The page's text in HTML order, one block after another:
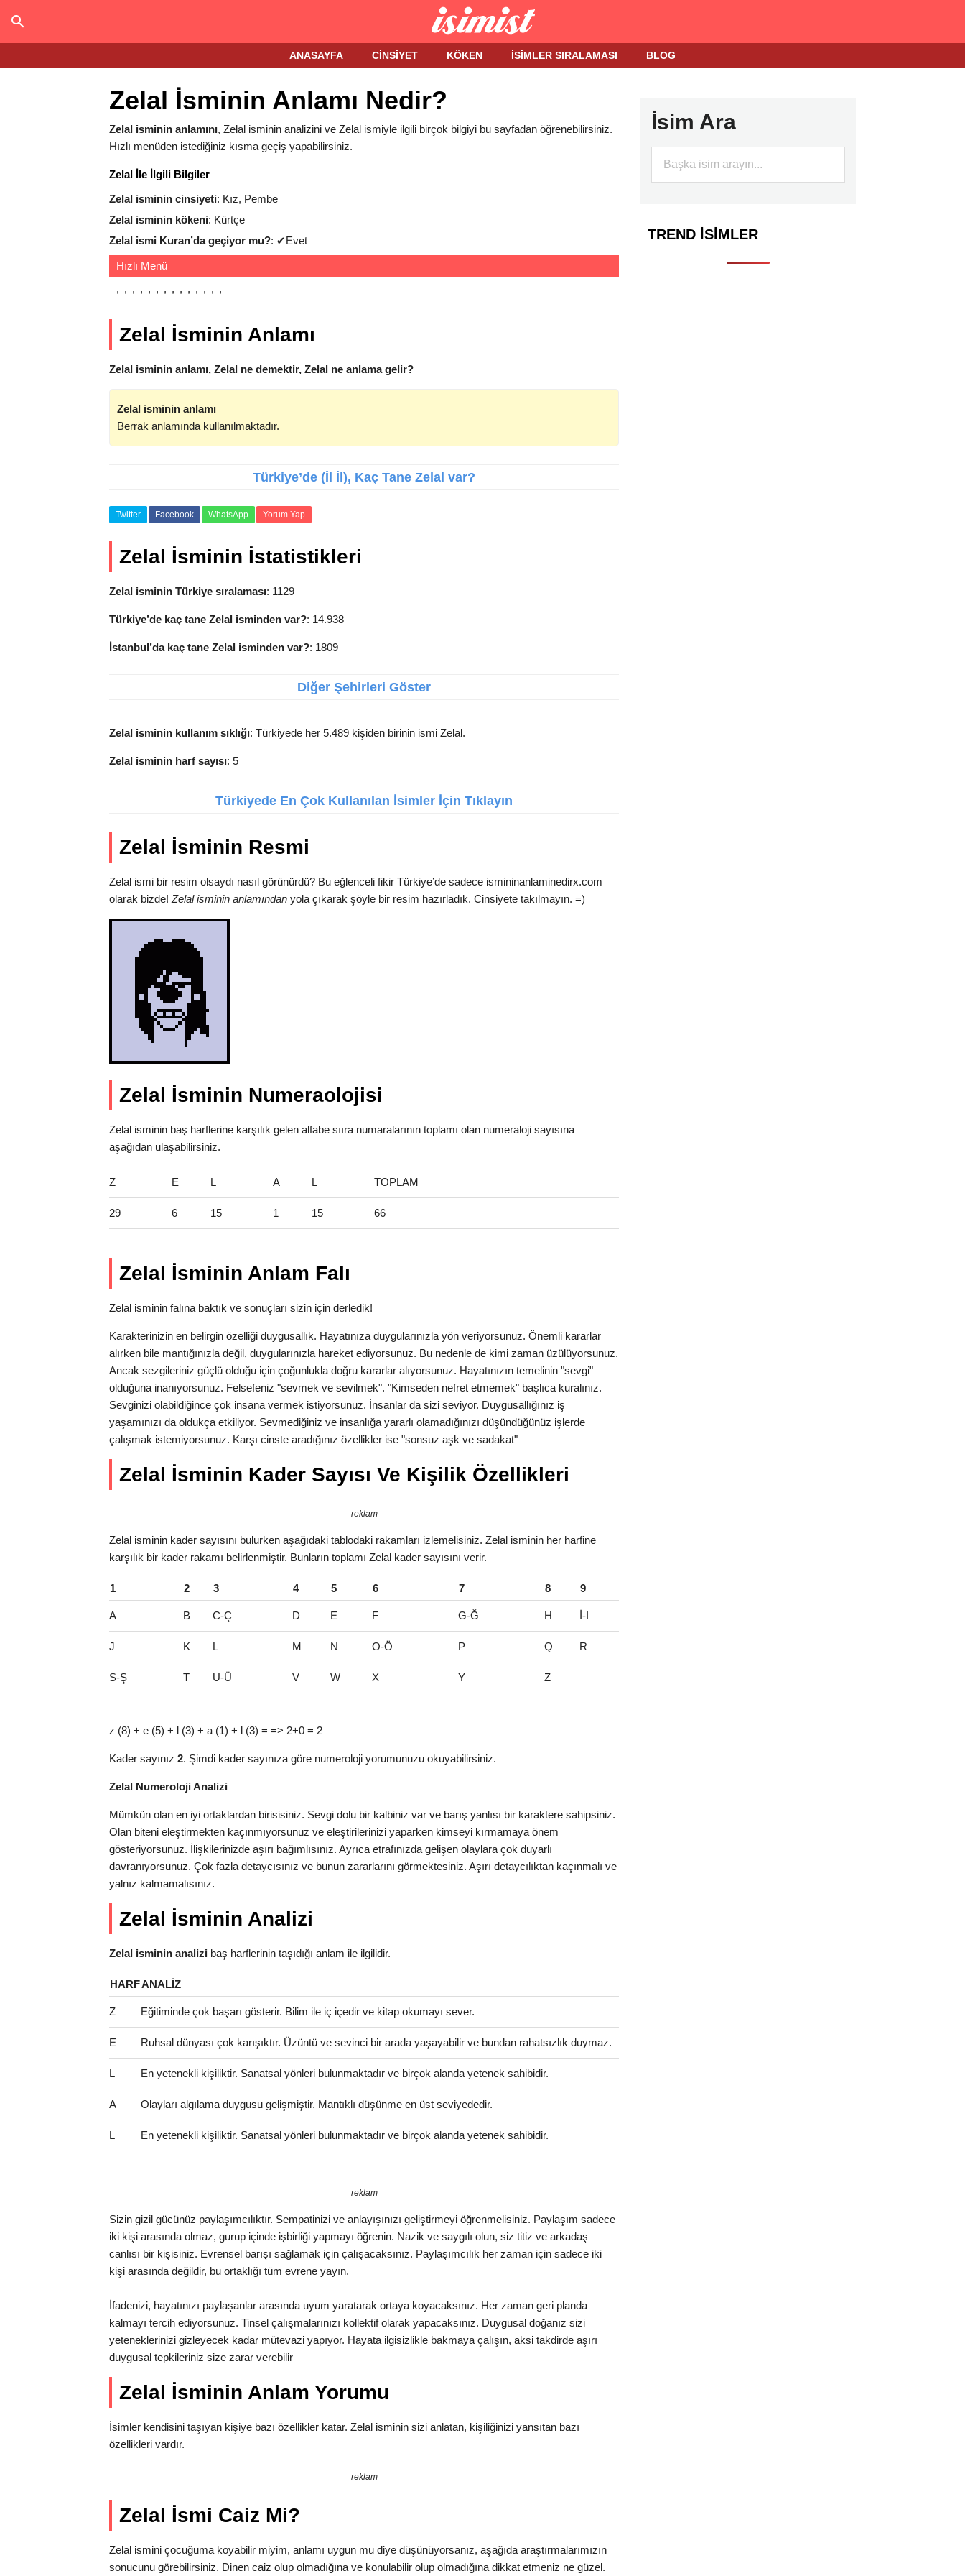
ANASAYFA CINSIYET KÖKEN İSIMLER SIRALAMASI BLOG
Zelal İsminin Anlamı Nedir?
Zelal isminin anlamını, Zelal isminin analizini ve Zelal ismiyle ilgili birçok bilgiyi bu sayfadan öğrenebilirsiniz.
Hızlı menüden istediğiniz kısma geçiş yapabilirsiniz.
Zelal İle İlgili Bilgiler
Zelal isminin cinsiyeti: Kız, Pembe
Zelal isminin kökeni: Kürtçe
Zelal ismi Kuran’da geçiyor mu?: ✔Evet
Hızlı Menü
Zelal İsminin Anlamı
Zelal isminin anlamı, Zelal ne demektir, Zelal ne anlama gelir?
Zelal isminin anlamı
Berrak anlamında kullanılmaktadır.
Türkiye’de (İl İl), Kaç Tane Zelal var?
Twitter Facebook WhatsApp Yorum Yap
Zelal İsminin İstatistikleri
Zelal isminin Türkiye sıralaması: 1129
Türkiye’de kaç tane Zelal isminden var?: 14.938
İstanbul’da kaç tane Zelal isminden var?: 1809
Diğer Şehirleri Göster
Zelal isminin kullanım sıklığı: Türkiyede her 5.489 kişiden birinin ismi Zelal.
Zelal isminin harf sayısı: 5
Türkiyede En Çok Kullanılan İsimler İçin Tıklayın
Zelal İsminin Resmi
Zelal ismi bir resim olsaydı nasıl görünürdü? Bu eğlenceli fikir Türkiye’de sadece ismininanlaminedirx.com
olarak bizde! Zelal isminin anlamından yola çıkarak şöyle bir resim hazırladık. Cinsiyete takılmayın. =)
Zelal İsminin Numeraolojisi
Zelal isminin baş harflerine karşılık gelen alfabe sııra numaralarının toplamı olan numeraloji sayısına
aşağıdan ulaşabilirsiniz.
Z E L A L TOPLAM
29 6 15 1 15 66
Zelal İsminin Anlam Falı
Zelal isminin falına baktık ve sonuçları sizin için derledik!
Karakterinizin en belirgin özelliği duygusallık. Hayatınıza duygularınızla yön veriyorsunuz. Önemli kararlar
alırken bile mantığınızla değil, duygularınızla hareket ediyorsunuz. Bu nedenle de kimi zaman üzülüyorsunuz.
Ancak sezgileriniz güçlü olduğu için çoğunlukla doğru kararlar alıyorsunuz. Hayatınızın temelinin "sevgi"
olduğuna inanıyorsunuz. Felsefeniz "sevmek ve sevilmek". "Kimseden nefret etmemek" başlıca kuralınız.
Sevginizi olabildiğince çok insana vermek istiyorsunuz. İnsanlar da sizi seviyor. Duygusallığınız iş
yaşamınızı da oldukça etkiliyor. Sevmediğiniz ve insanlığa yararlı olamadığınızı düşündüğünüz işlerde
çalışmak istemiyorsunuz. Karşı cinste aradığınız özellikler ise "sonsuz aşk ve sadakat"
Zelal İsminin Kader Sayısı Ve Kişilik Özellikleri
reklam
Zelal isminin kader sayısını bulurken aşağıdaki tablodaki rakamları izlemelisiniz. Zelal isminin her harfine
karşılık bir kader rakamı belirlenmiştir. Bunların toplamı Zelal kader sayısını verir.
1 2 3 4 5 6 7 8 9
A B C-Ç D E F G-Ğ H İ-I
J K L M N O-Ö P Q R
S-Ş T U-Ü V W X Y Z
z (8) + e (5) + l (3) + a (1) + l (3) = => 2+0 = 2
Kader sayınız 2. Şimdi kader sayınıza göre numeroloji yorumunuzu okuyabilirsiniz.
Zelal Numeroloji Analizi
Mümkün olan en iyi ortaklardan birisisiniz. Sevgi dolu bir kalbiniz var ve barış yanlısı bir karaktere sahipsiniz.
Olan biteni eleştirmekten kaçınmıyorsunuz ve eleştirilerinizi yaparken kimseyi kırmamaya önem
gösteriyorsunuz. İlişkilerinizde aşırı bağımlısınız. Ayrıca etrafınızda gelişen olaylara çok duyarlı
davranıyorsunuz. Çok fazla detaycısınız ve bunun zararlarını görmektesiniz. Aşırı detaycılıktan kaçınmalı ve
yalnız kalmamalısınız.
Zelal İsminin Analizi
Zelal isminin analizi baş harflerinin taşıdığı anlam ile ilgilidir.
HARFANALIZ
Z Eğitiminde çok başarı gösterir. Bilim ile iç içedir ve kitap okumayı sever.
E Ruhsal dünyası çok karışıktır. Üzüntü ve sevinci bir arada yaşayabilir ve bundan rahatsızlık duymaz.
L En yetenekli kişiliktir. Sanatsal yönleri bulunmaktadır ve birçok alanda yetenek sahibidir.
A Olayları algılama duygusu gelişmiştir. Mantıklı düşünme en üst seviyededir.
L En yetenekli kişiliktir. Sanatsal yönleri bulunmaktadır ve birçok alanda yetenek sahibidir.
reklam
Sizin gizil gücünüz paylaşımcılıktır. Sempatinizi ve anlayışınızı geliştirmeyi öğrenmelisiniz. Paylaşım sadece
iki kişi arasında olmaz, gurup içinde işbirliği yapmayı öğrenin. Nazik ve saygılı olun, siz titiz ve arkadaş
canlısı bir kişisiniz. Evrensel barışı sağlamak için çalışacaksınız. Paylaşımcılık her zaman için sadece iki
kişi arasında değildir, bu ortaklığı tüm evrene yayın.
İfadenizi, hayatınızı paylaşanlar arasında uyum yaratarak ortaya koyacaksınız. Her zaman geri planda
kalmayı tercih ediyorsunuz. Tinsel çalışmalarınızı kollektif olarak yapacaksınız. Duygusal doğanız sizi
yeteneklerinizi gizleyecek kadar mütevazi yapıyor. Hayata ilgisizlikle bakmaya çalışın, aksi takdirde aşırı
duygusal tepkileriniz size zarar verebilir
Zelal İsminin Anlam Yorumu
İsimler kendisini taşıyan kişiye bazı özellikler katar. Zelal isminin sizi anlatan, kişiliğinizi yansıtan bazı
özellikleri vardır.
reklam
Zelal İsmi Caiz Mi?
Zelal ismini çocuğuma koyabilir miyim, anlamı uygun mu diye düşünüyorsanız, aşağıda araştırmalarımızın
sonucunu görebilirsiniz. Dinen caiz olup olmadığına ve konulabilir olup olmadığına dikkat etmeniz ne güzel.
İsim Ara
TREND İSIMLER